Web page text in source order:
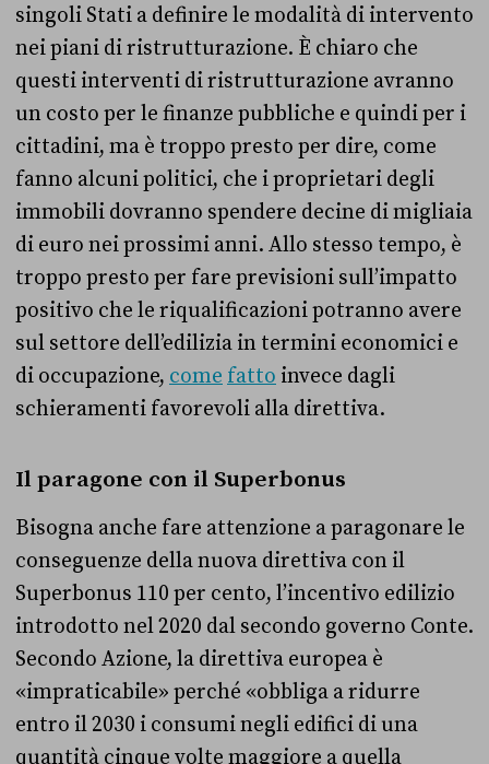
singoli Stati a definire le modalità di intervento
nei piani di ristrutturazione. È chiaro che
questi interventi di ristrutturazione avranno
un costo per le finanze pubbliche e quindi per i
cittadini, ma è troppo presto per dire, come
fanno alcuni politici, che i proprietari degli
immobili dovranno spendere decine di migliaia
di euro nei prossimi anni. Allo stesso tempo, è
troppo presto per fare previsioni sull’impatto
positivo che le riqualificazioni potranno avere
sul settore dell’edilizia in termini economici e
di occupazione, come fatto invece dagli
schieramenti favorevoli alla direttiva.
Il paragone con il Superbonus
Bisogna anche fare attenzione a paragonare le
conseguenze della nuova direttiva con il
Superbonus 110 per cento, l’incentivo edilizio
introdotto nel 2020 dal secondo governo Conte.
Secondo Azione, la direttiva europea è
«impraticabile» perché «obbliga a ridurre
entro il 2030 i consumi negli edifici di una
quantità cinque volte maggiore a quella